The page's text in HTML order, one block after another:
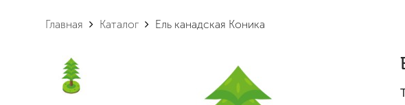
Главная Каталог Ель канадская Коника